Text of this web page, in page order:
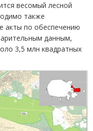
весомый лесной
также
акты по обеспечению
данным,
3,5 млн квадратных